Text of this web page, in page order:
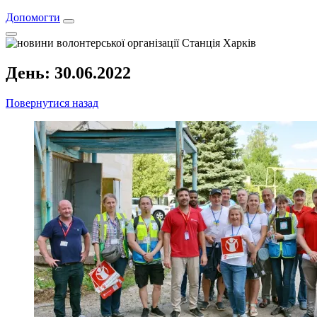
Допомогти
День: 30.06.2022
Повернутися назад